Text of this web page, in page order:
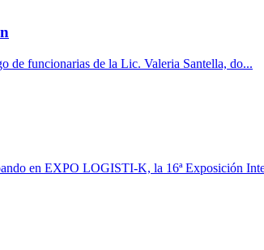
de funcionarias de la Lic. Valeria Santella, do...
en EXPO LOGISTI-K, la 16ª Exposición